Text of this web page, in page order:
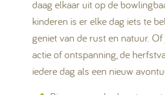
daag elkaar uit op de
kinderen is er elke dag iets te
geniet van de rust en natuur.
actie of ontspanning, de
iedere dag als een nieuw